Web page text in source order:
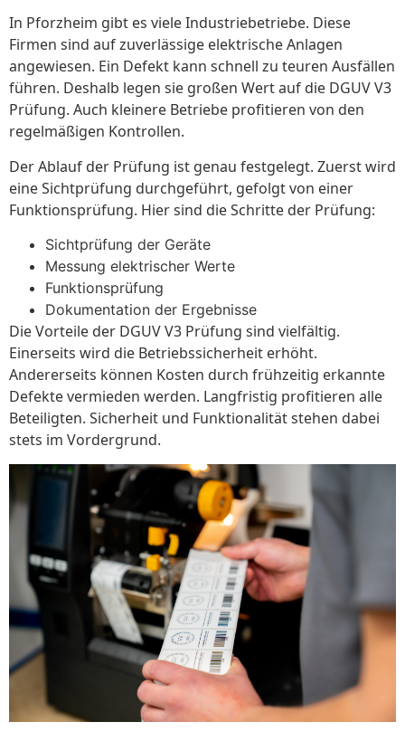
In Pforzheim gibt es viele Industriebetriebe. Diese
Firmen sind auf zuverlässige elektrische Anlagen
angewiesen. Ein Defekt kann schnell zu teuren Ausfällen
führen. Deshalb legen sie großen Wert auf die DGUV V3
Prüfung. Auch kleinere Betriebe profitieren von den
regelmäßigen Kontrollen.
Der Ablauf der Prüfung ist genau festgelegt. Zuerst wird
eine Sichtprüfung durchgeführt, gefolgt von einer
Funktionsprüfung. Hier sind die Schritte der Prüfung:
Sichtprüfung der Geräte
Messung elektrischer Werte
Funktionsprüfung
Dokumentation der Ergebnisse
Die Vorteile der DGUV V3 Prüfung sind vielfältig.
Einerseits wird die Betriebssicherheit erhöht.
Andererseits können Kosten durch frühzeitig erkannte
Defekte vermieden werden. Langfristig profitieren alle
Beteiligten. Sicherheit und Funktionalität stehen dabei
stets im Vordergrund.